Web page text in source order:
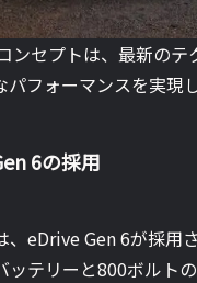
ンセプトは、最新のテ
パフォーマンスを実現
6の採用
、eDrive Gen 6が採用
ッテリーと800ボルト